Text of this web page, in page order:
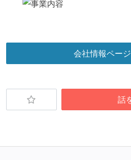
会社情報ペー
話